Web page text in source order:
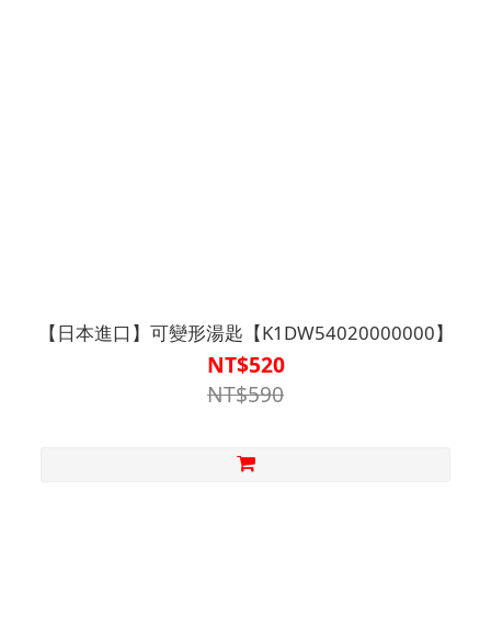
【日本進口】可變形湯匙【K1DW54020000000】
NT$520
NT$590